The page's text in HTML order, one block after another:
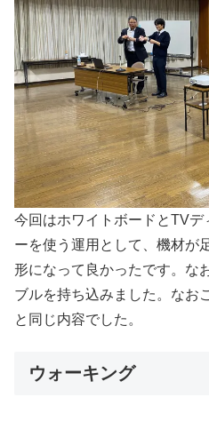
今回はホワイトボードとTVデ
ーを使う運用として、機材が
形になって良かったです。な
ブルを持ち込みました。なお
と同じ内容でした。
ウォーキング